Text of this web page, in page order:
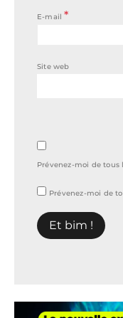
E-mail*
Site web
Prévenez-moi de
Prévenez-moi de